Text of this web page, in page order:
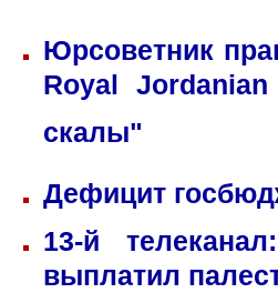
Юрсоветник
Royal
скалы"
Дефицит
13-й
выплатил